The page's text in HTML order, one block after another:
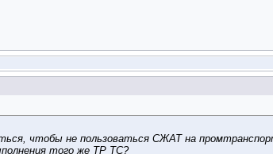
чтобы не пользоваться СЖАТ на
того же ТР ТС?